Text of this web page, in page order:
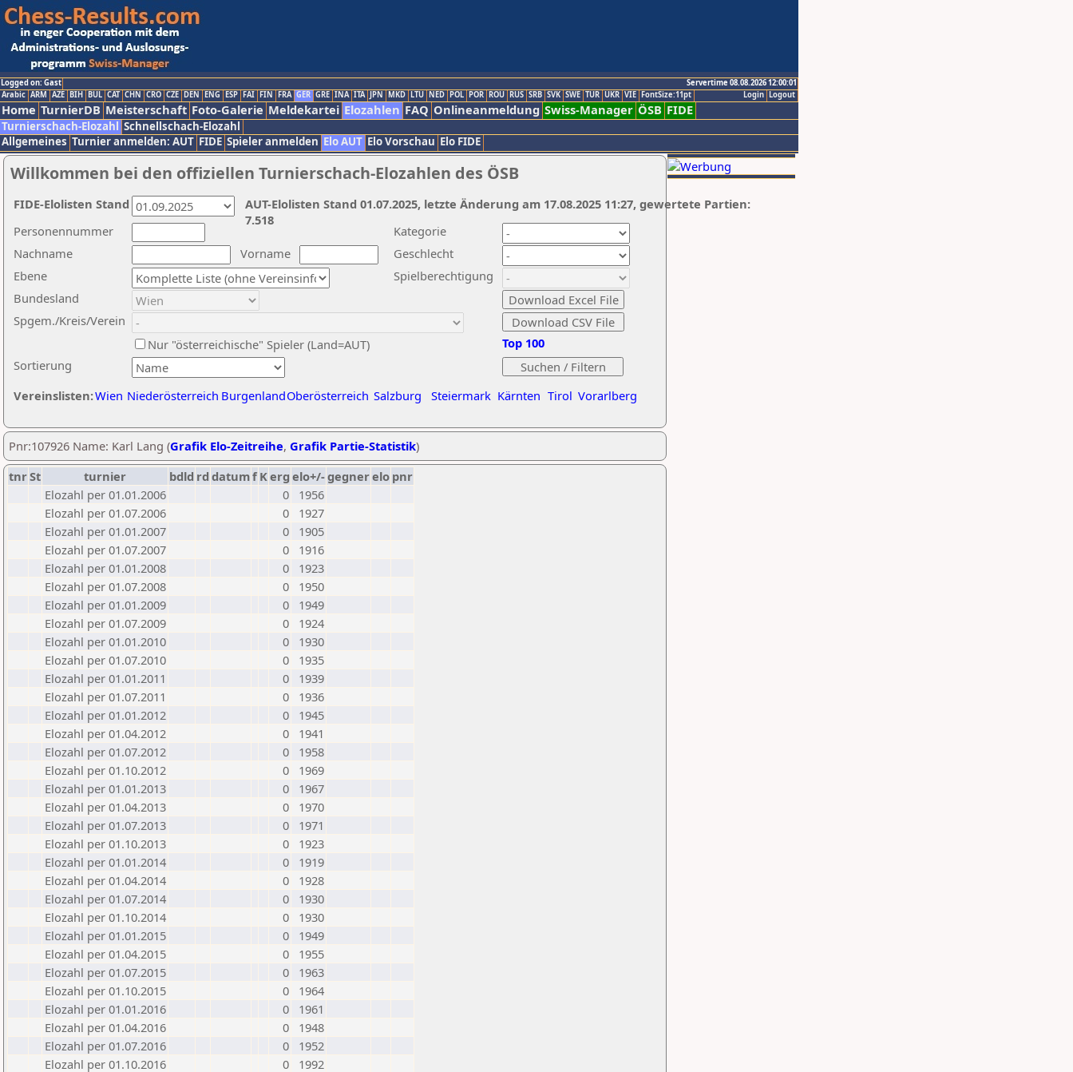
Logged on: Gast
Servertime 08.08.2026 12:00:01
Logout
Login
Arabic ARM AZE BIH BUL CAT CHN CRO CZE DEN ENG ESP FAI FIN FRA GER GRE INA ITA JPN MKD LTU NED POL POR ROU RUS SRB SVK SWE TUR UKR VIE FontSize:11pt
Home TurnierDB Meisterschaft Foto-Galerie Meldekartei Elozahlen FAQ Onlineanmeldung Swiss-Manager ÖSB FIDE
Turnierschach-Elozahl Schnellschach-Elozahl
Allgemeines Turnier anmelden: AUT FIDE Spieler anmelden Elo AUT Elo Vorschau Elo FIDE
Willkommen bei den offiziellen Turnierschach-Elozahlen des ÖSB
Nachname
Vorname
Ebene
Kategorie
Sortierung
Personennummer
Bundesland
Spgem./Kreis/Verein
Geschlecht
Nur "österreichische" Spieler (Land=AUT)
Spielberechtigung
Vereinslisten:Wien Niederösterreich BurgenlandOberösterreich Salzburg Steiermark Kärnten Tirol Vorarlberg
Top 100
AUT-Elolisten Stand 01.07.2025, letzte Änderung am 17.08.2025 11:27, gewertete Partien:
7.518
FIDE-Elolisten Stand
Pnr:107926 Name: Karl Lang (Grafik Elo-Zeitreihe, Grafik Partie-Statistik)
tnrSt turnier bdld rd datumf Kerg elo+/-gegnerelo pnr
Elozahl per 01.01.2006
0
1956
Elozahl per 01.07.2006
0
1927
Elozahl per 01.01.2007
0
1905
Elozahl per 01.07.2007
0
1916
Elozahl per 01.01.2008
0
1923
Elozahl per 01.07.2008
0
1950
Elozahl per 01.01.2009
0
1949
Elozahl per 01.07.2009
0
1924
Elozahl per 01.01.2010
0
1930
Elozahl per 01.07.2010
0
1935
Elozahl per 01.01.2011
0
1939
Elozahl per 01.07.2011
0
1936
Elozahl per 01.01.2012
0
1945
Elozahl per 01.04.2012
0
1941
Elozahl per 01.07.2012
0
1958
Elozahl per 01.10.2012
0
1969
Elozahl per 01.01.2013
0
1967
Elozahl per 01.04.2013
0
1970
Elozahl per 01.07.2013
0
1971
Elozahl per 01.10.2013
0
1923
Elozahl per 01.01.2014
0
1919
Elozahl per 01.04.2014
0
1928
Elozahl per 01.07.2014
0
1930
Elozahl per 01.10.2014
0
1930
Elozahl per 01.01.2015
0
1949
Elozahl per 01.04.2015
0
1955
Elozahl per 01.07.2015
0
1963
Elozahl per 01.10.2015
0
1964
Elozahl per 01.01.2016
0
1961
Elozahl per 01.04.2016
0
1948
Elozahl per 01.07.2016
0
1952
Elozahl per 01.10.2016
0
1992